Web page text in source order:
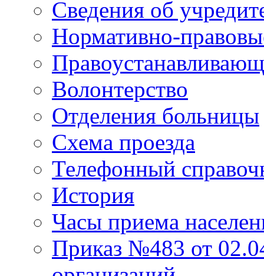
Сведения об
Нормативно-
Волонтерство
Отделения больницы
Схема проезда
Телефонный
История
Часы приема
Приказ №483 от